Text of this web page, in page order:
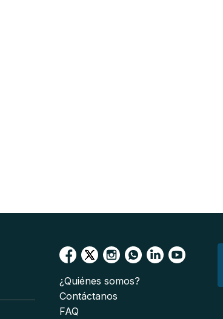
¿Quiénes somos?
Contáctanos
FAQ